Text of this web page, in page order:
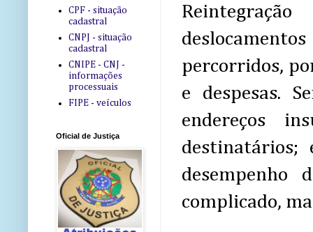
percorridos,
e despesas.
endereços
destinatários;
desempenho
complicado,
CPF - situação
cadastral
CNPJ - situação
cadastral
CNIPE - CNJ -
informações
processuais
FIPE - veículos
Oficial de Justiça